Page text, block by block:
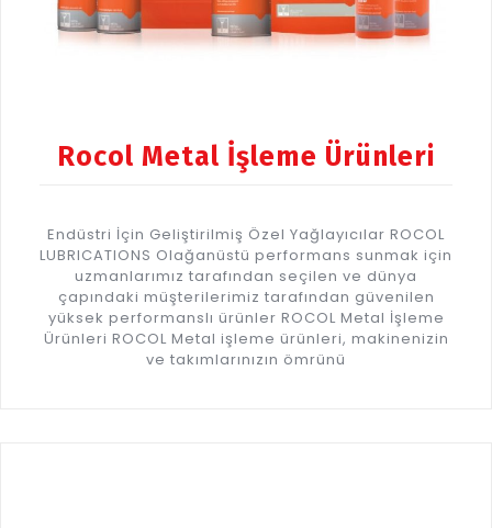
Rocol Metal İşleme Ürünleri
Endüstri İçin Geliştirilmiş Özel Yağlayıcılar ROCOL
LUBRICATIONS Olağanüstü performans sunmak için
uzmanlarımız tarafından seçilen ve dünya
çapındaki müşterilerimiz tarafından güvenilen
yüksek performanslı ürünler ROCOL Metal İşleme
Ürünleri ROCOL Metal işleme ürünleri, makinenizin
ve takımlarınızın ömrünü